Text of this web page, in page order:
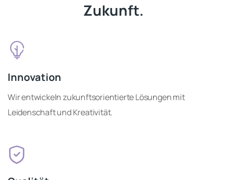
Zukunft.
Innovation
Wir entwickeln zukunftsorientierte Lösungen mit
Leidenschaft und Kreativität.